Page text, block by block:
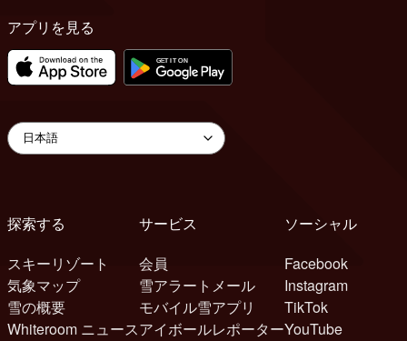
アプリを見る
探索する
スキーリゾート
気象マップ
雪の概要
Whiteroom ニュース
サービス
会員
雪アラートメール
モバイル雪アプリ
アイボールレポーター
ソーシャル
Facebook
Instagram
TikTok
YouTube